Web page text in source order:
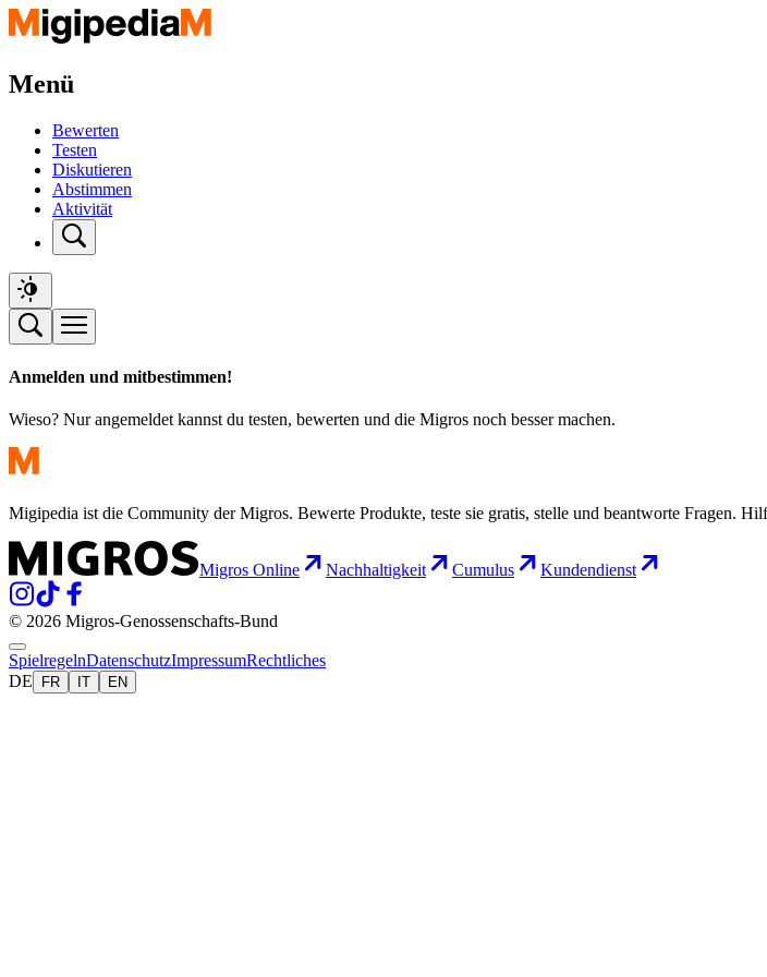
Menü
Bewerten
Testen
Diskutieren
Abstimmen
Aktivität
Anmelden und mitbestimmen!
Wieso? Nur angemeldet kannst du testen, bewerten und die Migros noch besser machen.
Migipedia ist die Community der Migros. Bewerte Produkte, teste sie gratis, stelle und beantworte Fragen.
Migros Online Nachhaltigkeit Cumulus Kundendienst
© 2026 Migros-Genossenschafts-Bund
SpielregelnDatenschutzImpressumRechtliches
DE
FR IT EN